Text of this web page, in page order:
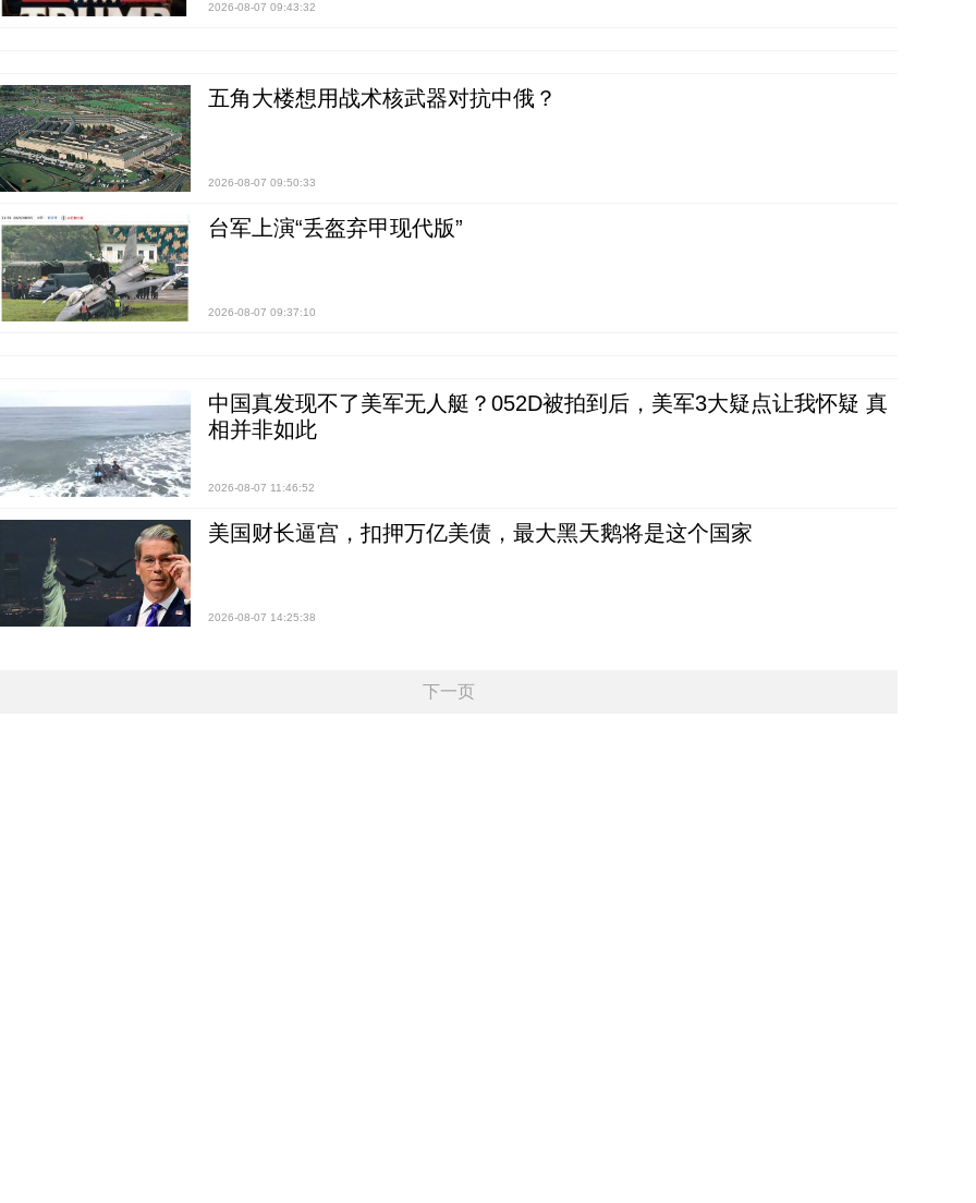
2026-08-07 09:43:32
五角大楼想用战术核武器对抗中俄？
2026-08-07 09:50:33
台军上演“丢盔弃甲现代版”
2026-08-07 09:37:10
中国真发现不了美军无人艇？052D被拍到后，美军3大疑点让我怀疑 真
相并非如此
2026-08-07 11:46:52
美国财长逼宫，扣押万亿美债，最大黑天鹅将是这个国家
2026-08-07 14:25:38
下一页